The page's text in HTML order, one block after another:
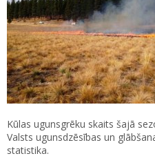
Kūlas ugunsgrēku skaits šajā
Valsts ugunsdzēsības un
statistika.